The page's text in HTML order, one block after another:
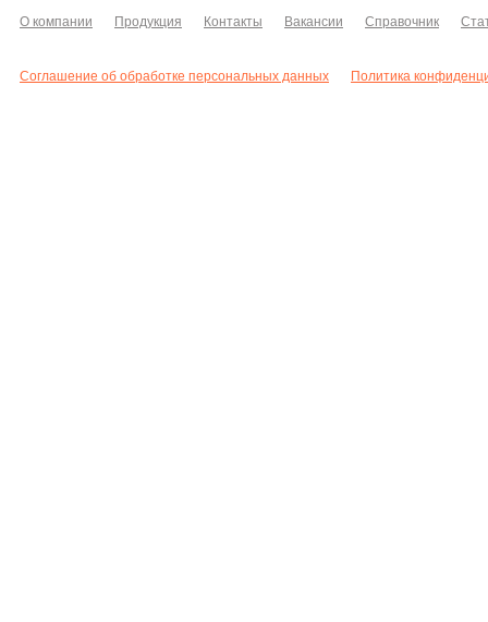
О компании Продукция Контакты Вакансии Справочник
Соглашение об обработке персональных данных Политика